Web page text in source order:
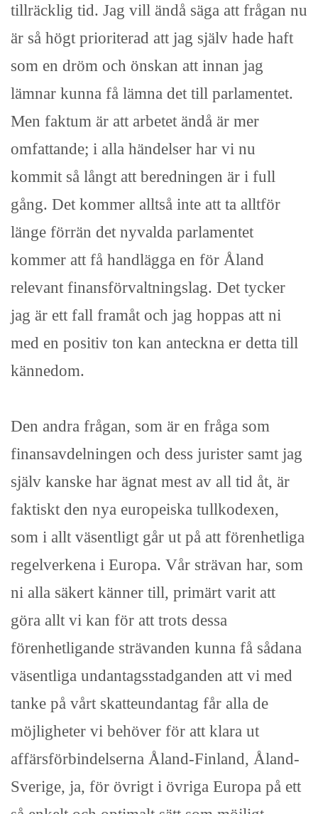
tillräcklig tid. Jag vill ändå säga att frågan nu
är så högt prioriterad att jag själv hade haft
som en dröm och önskan att innan jag
lämnar kunna få lämna det till parlamentet.
Men faktum är att arbetet ändå är mer
omfattande; i alla händelser har vi nu
kommit så långt att beredningen är i full
gång. Det kommer alltså inte att ta alltför
länge förrän det nyvalda parlamentet
kommer att få handlägga en för Åland
relevant finansförvaltningslag. Det tycker
jag är ett fall framåt och jag hoppas att ni
med en positiv ton kan anteckna er detta till
kännedom.
Den andra frågan, som är en fråga som
finansavdelningen och dess jurister samt jag
själv kanske har ägnat mest av all tid åt, är
faktiskt den nya europeiska tullkodexen,
som i allt väsentligt går ut på att förenhetliga
regelverkena i Europa. Vår strävan har, som
ni alla säkert känner till, primärt varit att
göra allt vi kan för att trots dessa
förenhetligande strävanden kunna få sådana
väsentliga undantagsstadganden att vi med
tanke på vårt skatteundantag får alla de
möjligheter vi behöver för att klara ut
affärsförbindelserna Åland-Finland, Åland-
Sverige, ja, för övrigt i övriga Europa på ett